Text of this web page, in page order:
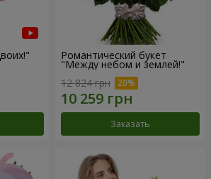
Романтический букет
"Между небом и землей!"
12 824 грн
Заказать